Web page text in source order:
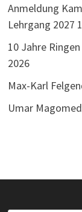
Anmeldung
Lehrgang 2027
10 Jahre
2026
Max-Karl
Umar